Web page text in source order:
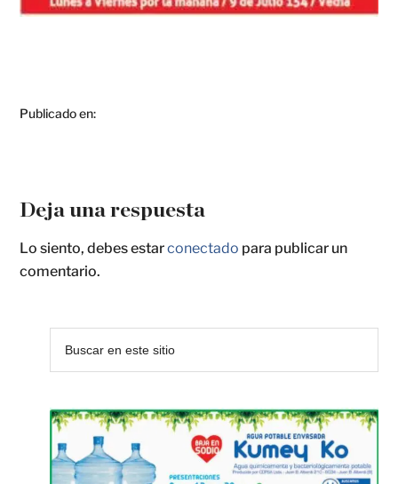
Publicado en:
Deja una respuesta
Lo siento, debes estarconectado para publicar un
comentario.